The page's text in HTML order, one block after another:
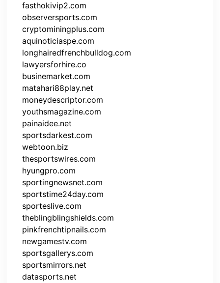
fasthokivip2.com
observersports.com
cryptominingplus.com
aquinoticiaspe.com
longhairedfrenchbulldog.com
lawyersforhire.co
businemarket.com
matahari88play.net
moneydescriptor.com
youthsmagazine.com
painaidee.net
sportsdarkest.com
webtoon.biz
thesportswires.com
hyungpro.com
sportingnewsnet.com
sportstime24day.com
sporteslive.com
theblingblingshields.com
pinkfrenchtipnails.com
newgamestv.com
sportsgallerys.com
sportsmirrors.net
datasports.net